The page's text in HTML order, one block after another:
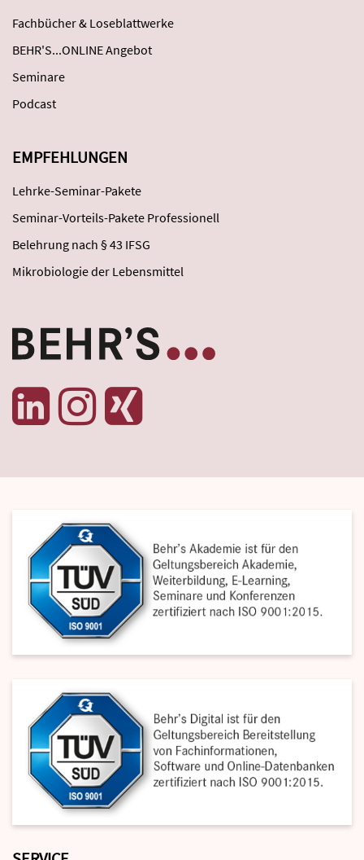
Fachbücher & Loseblattwerke
BEHR'S...ONLINE Angebot
Seminare
Podcast
EMPFEHLUNGEN
Lehrke-Seminar-Pakete
Seminar-Vorteils-Pakete Professionell
Belehrung nach § 43 IFSG
Mikrobiologie der Lebensmittel